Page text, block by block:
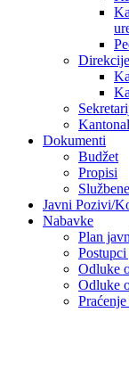
Direkcije
Dokumenti
Budžet
Propisi
Javni Pozivi/
Nabavke
Plan
Odluke
Odluke